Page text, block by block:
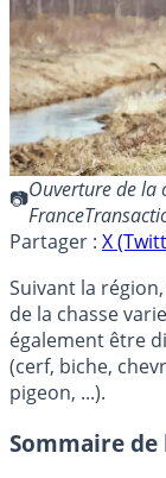
Ouverture de la
Partager : X
Suivant la
de la chasse
également être
(cerf, biche,
pigeon, ...).
Sommaire